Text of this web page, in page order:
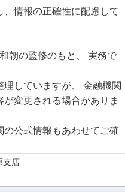
情報の正確性に配慮して
朝の監修のもと、 実務で
していますが、 金融機関
変更される場合がありま
公式情報もあわせてご確
支店